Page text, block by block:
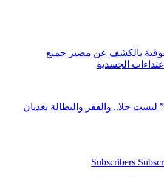
بالكشف عن مصير جميع
الجسدية
حلا.. والفقر والبطالة يغديان
Subscribers